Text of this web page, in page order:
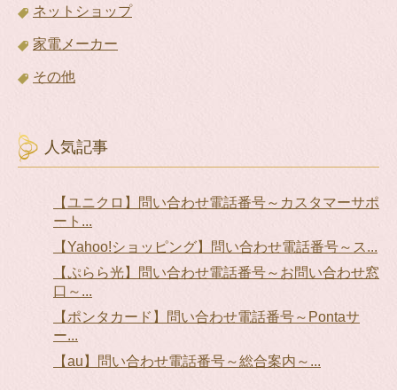
ネットショップ
家電メーカー
その他
人気記事
【ユニクロ】問い合わせ電話番号～カスタマーサポ
ート...
【Yahoo!ショッピング】問い合わせ電話番号～ス...
【ぷらら光】問い合わせ電話番号～お問い合わせ窓
口～...
【ポンタカード】問い合わせ電話番号～Pontaサ
ー...
【au】問い合わせ電話番号～総合案内～...